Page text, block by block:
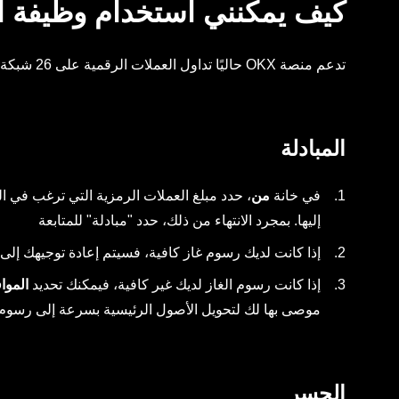
كيف يمكنني استخدام وظيفة
تدعم منصة OKX حاليًا تداول العملات الرقمية على 26 شبكة وصفقات عقود المبادلة العابرة للشبكات على 17 شبكة.
المبادلة
في خانة من، حدد مبلغ العملات الرمزية التي ترغب في
إليها. بمجرد الانتهاء من ذلك، حدد "مبادلة" للمتابعة
إذا كانت لديك رسوم غاز كافية، فسيتم إعادة توجيهك
إذا كانت رسوم الغاز لديك غير كافية، فيمكنك تحديد
موصى بها لك لتحويل الأصول الرئيسية بسرعة إلى
الجسر